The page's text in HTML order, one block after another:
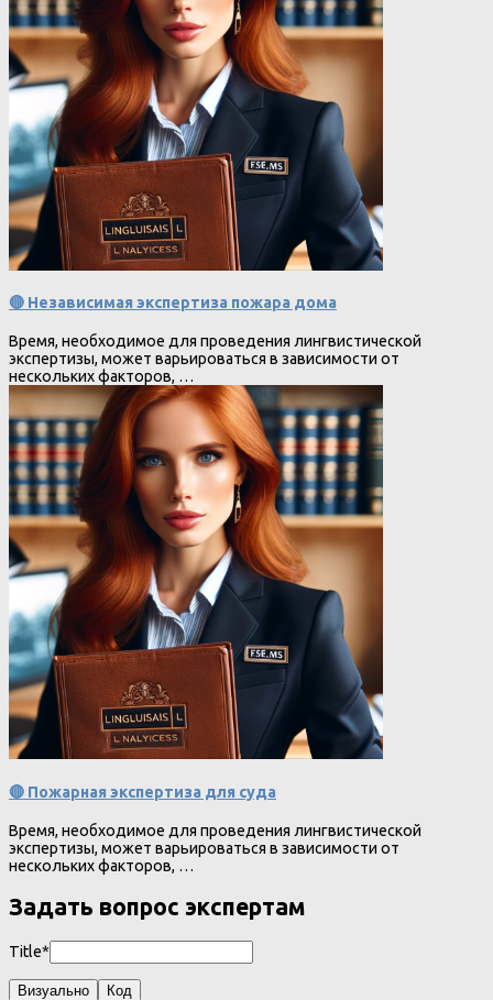
🔴 Независимая экспертиза пожара дома
Время, необходимое для проведения лингвистической
экспертизы, может варьироваться в зависимости от
нескольких факторов, …
🔴 Пожарная экспертиза для суда
Время, необходимое для проведения лингвистической
экспертизы, может варьироваться в зависимости от
нескольких факторов, …
Задать вопрос экспертам
Title*
Визуально Код